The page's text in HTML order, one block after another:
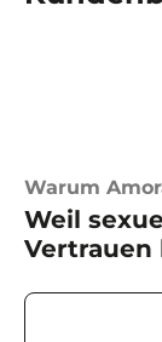
Warum
Weil
Vertrauen